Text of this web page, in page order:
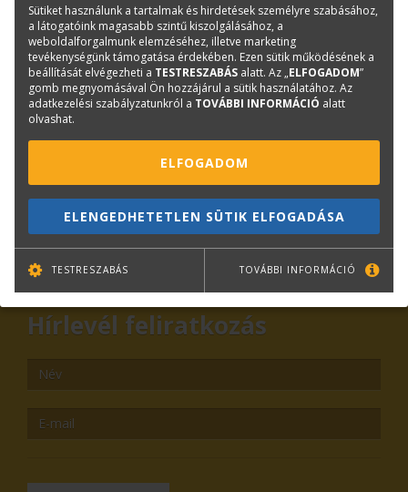
Márka:
CANON
Kérdése van?
Központi elérhetőségek
lfp@terc.hu
KAPCSOLAT ONLINE SHOP RENDEZVÉNYEK
Hírlevél feliratkozás
Sütiket használunk a tartalmak és hirdetések személyre szabásához,
a látogatóink magasabb szintű kiszolgálásához, a
weboldalforgalmunk elemzéséhez, illetve marketing
tevékenységünk támogatása érdekében. Ezen sütik működésének a
beállítását elvégezheti a TESTRESZABÁS alatt. Az „ELFOGADOM”
gomb megnyomásával Ön hozzájárul a sütik használatához. Az
adatkezelési szabályzatunkról a TOVÁBBI INFORMÁCIÓ alatt
olvashat.
ELFOGADOM
ELENGEDHETETLEN SÜTIK ELFOGADÁSA
TESTRESZABÁS TOVÁBBI INFORMÁCIÓ